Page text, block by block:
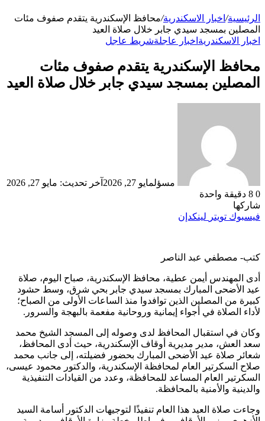
الرئيسية/ اخبار الاسكندرية/محافظ الإسكندرية يتقدم صفوف مئات
المصلين بمسجد سيدي جابر خلال صلاة العيد
اخبار الاسكندرية اخبار عاجلةشريط عاجل
محافظ الإسكندرية يتقدم صفوف مئات
المصلين بمسجد سيدي جابر خلال صلاة العيد
مسؤلمايو 27, 2026
آخر تحديث: مايو 27, 2026
0
دقيقة واحدة
شاركها
فيسبوك تويتر لينكدإن
كتب- مصطفي عبد الناصر
أدى المهندس أيمن عطية، محافظ الإسكندرية، صباح اليوم، صلاة
عيد الأضحى المبارك بمسجد سيدي جابر بحي شرق، وسط حشود
كبيرة من المصلين الذين توافدوا منذ الساعات الأولى من الصباح؛
لأداء الصلاة في أجواء إيمانية وروحانية مفعمة بالبهجة والسرور.
وكان في استقبال المحافظ لدى وصوله إلى المسجد الشيخ محمد
سعد العش، مدير مديرية أوقاف الإسكندرية، حيث أدى المحافظ،
شعائر صلاة عيد الأضحى المبارك بحضور فضيلته، إلى جانب محمد
صلاح السكرتير العام لمحافظة الإسكندرية، والدكتور محمود عيسى،
السكرتير العام المساعد للمحافظة، وعدد من القيادات التنفيذية
والدينية والأمنية بالمحافظة.
وجاءت صلاة العيد هذا العام تنفيذًا لتوجيهات الدكتور أسامة السيد